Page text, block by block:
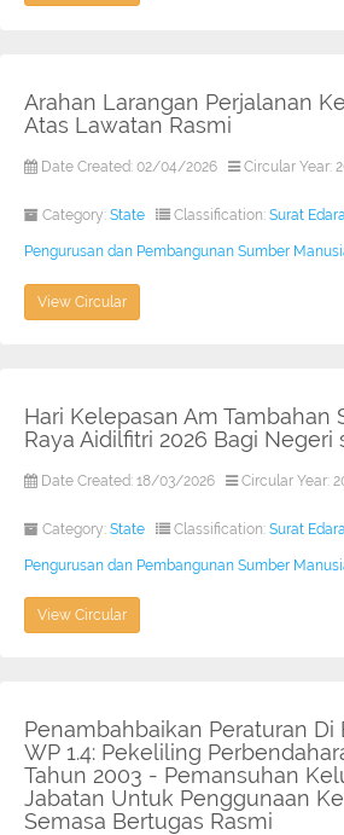
Arahan Larangan Perjalanan
Atas Lawatan Rasmi
Date Created: 02/04/2026 Circular Year:
Category: State Classification: Surat
Pengurusan dan Pembangunan Sumber
View Circular
Hari Kelepasan Am Tambahan
Raya Aidilfitri 2026 Bagi Negeri
Date Created: 18/03/2026 Circular Year:
Category: State Classification: Surat
Pengurusan dan Pembangunan Sumber
View Circular
Penambahbaikan Peraturan
WP 1.4: Pekeliling
Tahun 2003 - Pemansuhan
Jabatan Untuk Penggunaan
Semasa Bertugas Rasmi